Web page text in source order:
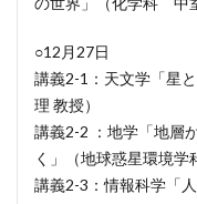
○12月27日
講義2-1：天文学「星
理 教授）
講義2-2 ：地学「地層
く」（地球惑星環境
講義2-3：情報科学「